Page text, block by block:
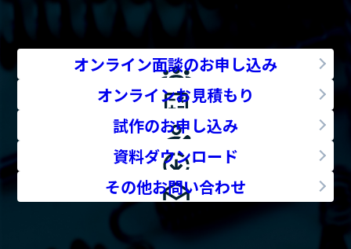
オンライン面談のお申し込み
オンラインお見積もり
試作のお申し込み
資料ダウンロード
その他お問い合わせ